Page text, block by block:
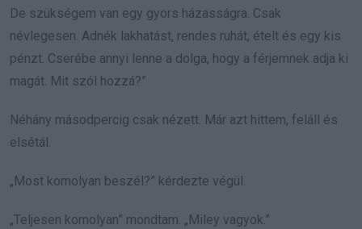
De szükségem van egy gyors házasságra. Csak
névlegesen. Adnék lakhatást, rendes ruhát, ételt és egy kis
pénzt. Cserébe annyi lenne a dolga, hogy a férjemnek adja ki
magát. Mit szól hozzá?”
Néhány másodpercig csak nézett. Már azt hittem, feláll és
elsétál.
„Most komolyan beszél?” kérdezte végül.
„Teljesen komolyan” mondtam. „Miley vagyok.”